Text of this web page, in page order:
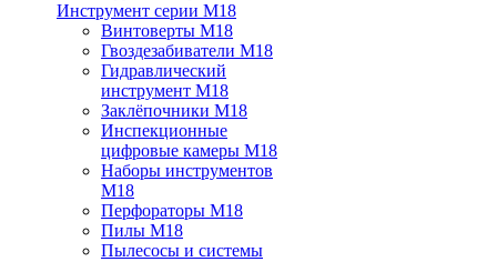
Инструмент серии M18
Винтоверты M18
Гвоздезабиватели M18
Гидравлический
инструмент M18
Заклёпочники M18
Инспекционные
цифровые камеры M18
Наборы инструментов
M18
Перфораторы M18
Пилы M18
Пылесосы и системы